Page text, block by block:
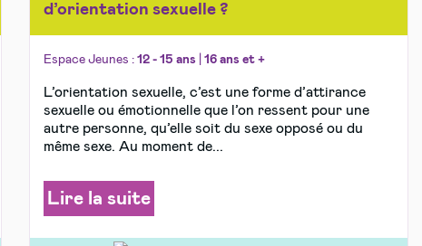
d’orientation sexuelle ?
Espace Jeunes : 12 - 15 ans 16 ans et +
L’orientation sexuelle, c’est une forme d’attirance
sexuelle ou émotionnelle que l’on ressent pour une
autre personne, qu’elle soit du sexe opposé ou du
même sexe. Au moment de...
Lire la suite